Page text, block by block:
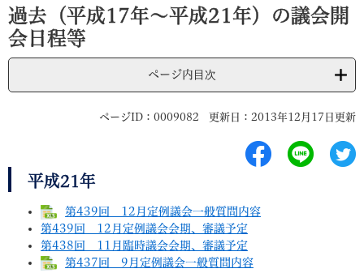
文
過去（平成17年～平成21年）の議会開
会日程等
ページ内目次
ページID：0009082 更新日：2013年12月17日更新
平成21年
第439回 12月定例議会一般質問内容
第439回 12月定例議会会期、審議予定
第438回 11月臨時議会会期、審議予定
第437回 9月定例議会一般質問内容